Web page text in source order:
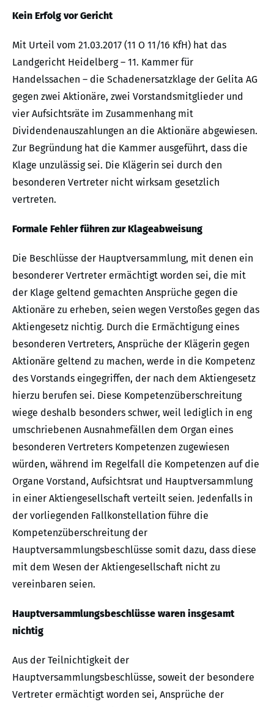
Kein Erfolg vor Gericht
Mit Urteil vom 21.03.2017 (11 O 11/16 KfH) hat das
Landgericht Heidelberg – 11. Kammer für
Handelssachen – die Schadenersatzklage der Gelita AG
gegen zwei Aktionäre, zwei Vorstandsmitglieder und
vier Aufsichtsräte im Zusammenhang mit
Dividendenauszahlungen an die Aktionäre abgewiesen.
Zur Begründung hat die Kammer ausgeführt, dass die
Klage unzulässig sei. Die Klägerin sei durch den
besonderen Vertreter nicht wirksam gesetzlich
vertreten.
Formale Fehler führen zur Klageabweisung
Die Beschlüsse der Hauptversammlung, mit denen ein
besonderer Vertreter ermächtigt worden sei, die mit
der Klage geltend gemachten Ansprüche gegen die
Aktionäre zu erheben, seien wegen Verstoßes gegen das
Aktiengesetz nichtig. Durch die Ermächtigung eines
besonderen Vertreters, Ansprüche der Klägerin gegen
Aktionäre geltend zu machen, werde in die Kompetenz
des Vorstands eingegriffen, der nach dem Aktiengesetz
hierzu berufen sei. Diese Kompetenzüberschreitung
wiege deshalb besonders schwer, weil lediglich in eng
umschriebenen Ausnahmefällen dem Organ eines
besonderen Vertreters Kompetenzen zugewiesen
würden, während im Regelfall die Kompetenzen auf die
Organe Vorstand, Aufsichtsrat und Hauptversammlung
in einer Aktiengesellschaft verteilt seien. Jedenfalls in
der vorliegenden Fallkonstellation führe die
Kompetenzüberschreitung der
Hauptversammlungsbeschlüsse somit dazu, dass diese
mit dem Wesen der Aktiengesellschaft nicht zu
vereinbaren seien.
Hauptversammlungsbeschlüsse waren insgesamt
nichtig
Aus der Teilnichtigkeit der
Hauptversammlungsbeschlüsse, soweit der besondere
Vertreter ermächtigt worden sei, Ansprüche der